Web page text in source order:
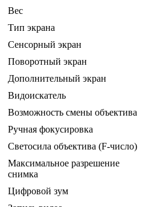
Вес
Тип экрана
Сенсорный экран
Поворотный экран
Дополнительный экран
Видоискатель
Возможность смены объектива
Ручная фокусировка
Светосила объектива (F-число)
Максимальное разрешение
снимка
Цифровой зум